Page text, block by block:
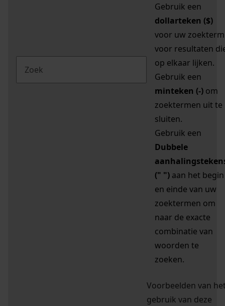
Gebruik een
dollarteken ($)
voor uw zoekterm
voor resultaten
op elkaar lijken.
Gebruik een
minteken (-) om
zoektermen uit te
sluiten.
Gebruik een
Dubbele
(" ") aan het begin
en einde van uw
zoektermen om
naar de exacte
combinatie van
woorden te
zoeken.
Voorbeelden van
gebruik van deze